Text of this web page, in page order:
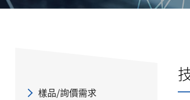
電感
樣品/詢價需求